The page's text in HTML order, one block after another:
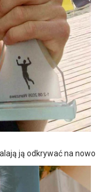
ją odkrywać na nowo